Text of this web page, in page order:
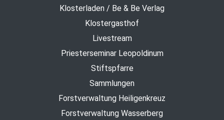
Klosterladen / Be & Be Verlag
Klostergasthof
Livestream
Priesterseminar Leopoldinum
Stiftspfarre
Sammlungen
Forstverwaltung Heiligenkreuz
Forstverwaltung Wasserberg